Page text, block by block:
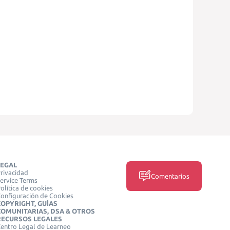
Terms
de cookies
de Cookies
GUÍAS
DSA & OTROS
LEGALES
Legal de Learneo
Comentarios